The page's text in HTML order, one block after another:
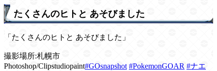
たくさんのヒトと あそびました
「たくさんのヒトと あそびました」
撮影場所:札幌市
Photoshop/Clipstudiopaint#GOsnapshot #PokemonGOAR #ナエ